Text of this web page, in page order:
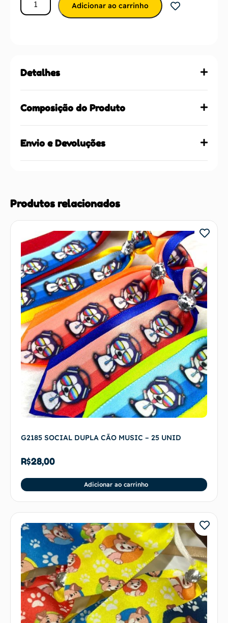
Adicionar ao carrinho
Detalhes
Composição do Produto
Envio e Devoluções
Produtos relacionados
G2185 SOCIAL DUPLA CÃO MUSIC – 25 UNID
R$28,00
Adicionar ao carrinho